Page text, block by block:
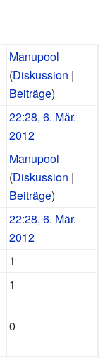
Manupool
(Diskussion |
Beiträge)
22:28, 6. Mär.
2012
Manupool
(Diskussion |
Beiträge)
22:28, 6. Mär.
2012
1
1
0